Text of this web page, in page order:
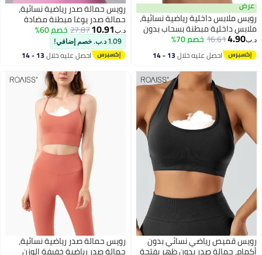
داخلية رياضية نسائية،
مبطنة بسحاب بدون
تمتص الصدمات
واللياقة البدنية،
بدون درزات بتصميم
لون أزرق
16.61خصم 70%
احصل عليه خلال 13 - 14
رويس حمالة صدر رياضية نسائية،
حمالة صدر يوغا مبطنة مضادة
للاهتزاز، حمالة صدر رياضية بدون
ظهر للجري، بلوزة خفيفة الوزن من
النايلون بلون واحد للنساء، وردي
د.ب‏ 10.91
27.87خصم 60%
احصل عليه خلال 13 - 14
رياضي نسائي بدون
حمالة صدر بدون ظهر بفتحة
رويس حمالة صدر رياضية نسائية،
حمالة صدر رياضية خفيفة الوزن